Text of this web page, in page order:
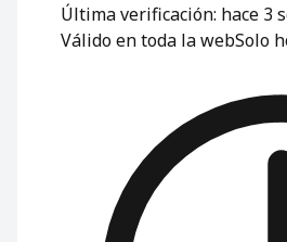
Última verificación: hace 3
Válido en toda la webSolo